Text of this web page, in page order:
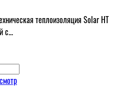
теплоизоляция Solar HT
с...